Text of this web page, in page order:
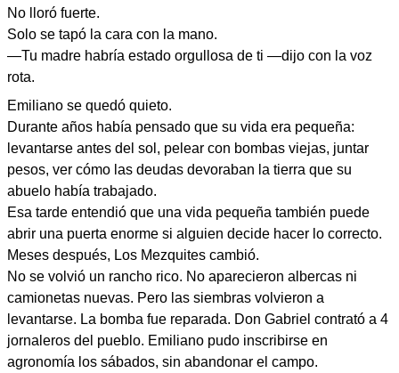
No lloró fuerte.
Solo se tapó la cara con la mano.
—Tu madre habría estado orgullosa de ti —dijo con la voz
rota.
Emiliano se quedó quieto.
Durante años había pensado que su vida era pequeña:
levantarse antes del sol, pelear con bombas viejas, juntar
pesos, ver cómo las deudas devoraban la tierra que su
abuelo había trabajado.
Esa tarde entendió que una vida pequeña también puede
abrir una puerta enorme si alguien decide hacer lo correcto.
Meses después, Los Mezquites cambió.
No se volvió un rancho rico. No aparecieron albercas ni
camionetas nuevas. Pero las siembras volvieron a
levantarse. La bomba fue reparada. Don Gabriel contrató a 4
jornaleros del pueblo. Emiliano pudo inscribirse en
agronomía los sábados, sin abandonar el campo.